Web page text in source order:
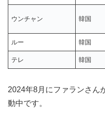
ウンチャン 韓国
ルー 韓国
テレ 韓国
2024年8月にファランさん
動中です。